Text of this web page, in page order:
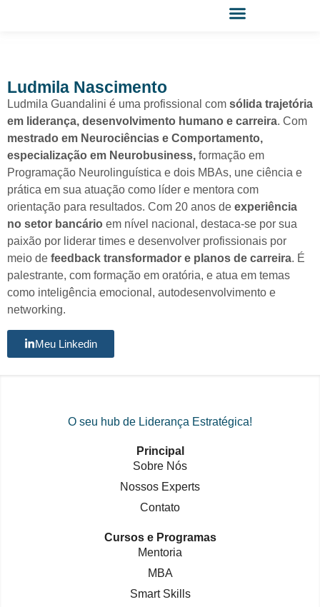
Ludmila Nascimento
Ludmila Guandalini é uma profissional com sólida trajetória
em liderança, desenvolvimento humano e carreira. Com
mestrado em Neurociências e Comportamento,
especialização em Neurobusiness, formação em
Programação Neurolinguística e dois MBAs, une ciência e
prática em sua atuação como líder e mentora com
orientação para resultados. Com 20 anos de experiência
no setor bancário em nível nacional, destaca-se por sua
paixão por liderar times e desenvolver profissionais por
meio de feedback transformador e planos de carreira. É
palestrante, com formação em oratória, e atua em temas
como inteligência emocional, autodesenvolvimento e
networking.
Meu Linkedin
O seu hub de Liderança Estratégica!
Principal
Sobre Nós
Nossos Experts
Contato
Cursos e Programas
Mentoria
MBA
Smart Skills